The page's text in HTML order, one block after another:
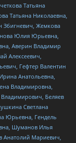
Татьяна
Татьяна Николаевна,
Збигневич, Жемкова
Юлия Юрьевна,
Аверин Владимир
Алексеевич,
Гефтер Валентин
Анатольевна,
Владимировна,
Беляев
Светлана
Юрьевна, Гендель
Шуманов Илья
Анатолий Мариевич,